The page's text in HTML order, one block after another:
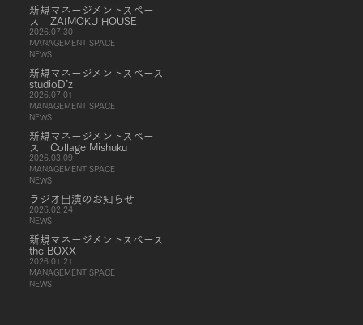
新規マネージメントスペー
ス ZAIMOKU HOUSE
2026.07.30
MANAGEMENT SPACE
NEWS
新規マネージメントスペース
studioD’z
2026.07.01
MANAGEMENT SPACE
NEWS
新規マネージメントスペー
ス Collage Mishuku
2026.03.09
MANAGEMENT SPACE
NEWS
ラジオ出演のお知らせ
2026.02.24
NEWS
新規マネージメントスペース
the BOXX
2026.01.21
MANAGEMENT SPACE
NEWS